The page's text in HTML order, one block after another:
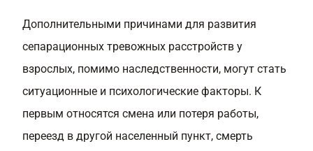
Дополнительными причинами для развития
сепарационных тревожных расстройств у
взрослых, помимо наследственности, могут стать
ситуационные и психологические факторы. К
первым относятся смена или потеря работы,
переезд в другой населенный пункт, смерть